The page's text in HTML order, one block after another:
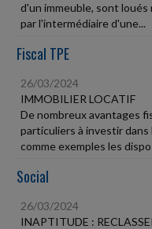
d'un immeuble, sont
par l'intermédiaire d'une...
Fiscal TPE
26/03/2024
IMMOBILIER LOCATIF
De nombreux avantages
particuliers à investir
comme exemples les
Social
26/03/2024
INAPTITUDE :